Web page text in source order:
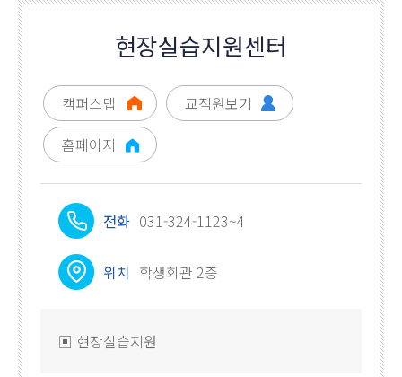
현장실습지원센터
캠퍼스맵
교직원보기
홈페이지
전화 031-324-1123~4
위치 학생회관 2층
▣ 현장실습지원